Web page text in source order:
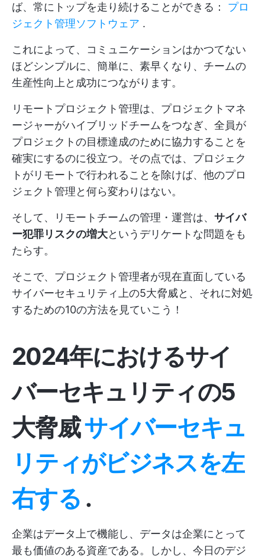
ば、常にトップを走り続けることができる： プロ
ジェクト管理ソフトウェア .
これによって、コミュニケーションはかつてない
ほどシンプルに、簡単に、素早くなり、チームの
生産性向上と成功につながります。
リモートプロジェクト管理は、プロジェクトマネ
ージャーがハイブリッドチームをつなぎ、全員が
プロジェクトの目標達成のために協力することを
確実にするのに役立つ。その点では、プロジェク
トがリモートで行われることを除けば、他のプロ
ジェクト管理と何ら変わりはない。
そして、リモートチームの管理・運営は、 サイバ
ー犯罪リスクの増大というデリケートな問題をも
たらす。
そこで、プロジェクト管理者が現在直面している
サイバーセキュリティ上の5大脅威と、それに対処
するための10の方法を見ていこう！
2024年におけるサイ
バーセキュリティの5
大脅威サイバーセキュ
リティがビジネスを左
右する .
企業はデータ上で機能し、データは企業にとって
最も価値のある資産である。しかし、今日のデジ